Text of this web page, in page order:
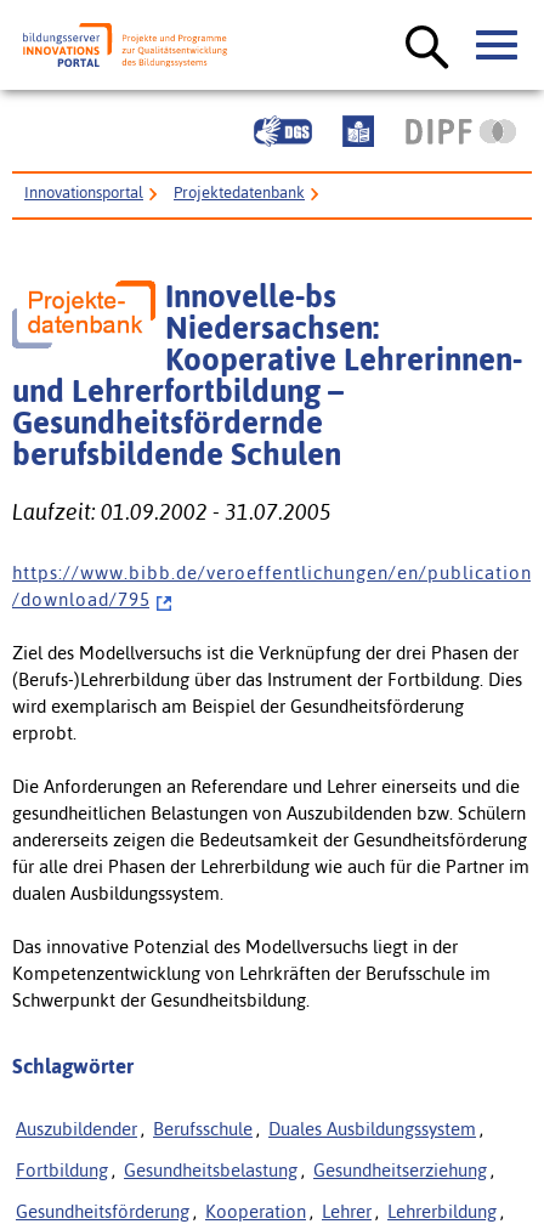
Innovationsportal Projektedatenbank
Innovelle-bs
Niedersachsen:
Kooperative Lehrerinnen-
und Lehrerfortbildung –
Gesundheitsfördernde
berufsbildende Schulen
Laufzeit: 01.09.2002 - 31.07.2005
h t t p s : / / w w w . b i b b . d e / v e r o e f f e n t l i c h u n g e n / e n / p u b l i c a t i o n
/ d o w n l o a d / 7 9 5
Ziel des Modellversuchs ist die Verknüpfung der drei Phasen der
(Berufs-)Lehrerbildung über das Instrument der Fortbildung. Dies
wird exemplarisch am Beispiel der Gesundheits­förderung
erprobt.
Die Anforderungen an Referendare und Lehrer einerseits und die
gesundheitlichen Belastungen von Auszubildenden bzw. Schülern
andererseits zeigen die Bedeutsamkeit der Gesundheitsförderung
für alle drei Phasen der Lehrerbildung wie auch für die Partner im
dualen Ausbildungssystem.
Das innovative Potenzial des Modellversuchs liegt in der
Kompetenzentwicklung von Lehrkräften der Berufsschule im
Schwerpunkt der Gesundheitsbildung.
Schlagwörter
Auszubildender , Berufsschule , Duales Ausbildungssystem ,
Fortbildung , Gesundheitsbelastung , Gesundheitserziehung ,
Gesundheitsförderung , Kooperation , Lehrer , Lehrerbildung ,